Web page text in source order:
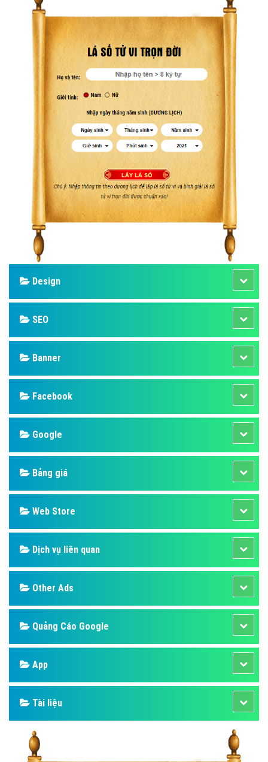
Design
SEO
Banner
Facebook
Google
Bảng giá
Web Store
Dịch vụ liên quan
Other Ads
Quảng Cáo Google
App
Tài liệu